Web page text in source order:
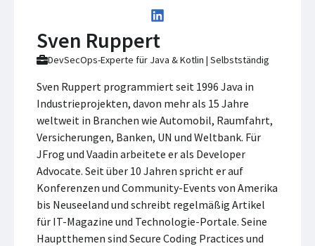
Sven Ruppert
DevSecOps-Experte für Java & Kotlin | Selbstständig
Sven Ruppert programmiert seit 1996 Java in
Industrieprojekten, davon mehr als 15 Jahre
weltweit in Branchen wie Automobil, Raumfahrt,
Versicherungen, Banken, UN und Weltbank. Für
JFrog und Vaadin arbeitete er als Developer
Advocate. Seit über 10 Jahren spricht er auf
Konferenzen und Community-Events von Amerika
bis Neuseeland und schreibt regelmäßig Artikel
für IT-Magazine und Technologie-Portale. Seine
Hauptthemen sind Secure Coding Practices und